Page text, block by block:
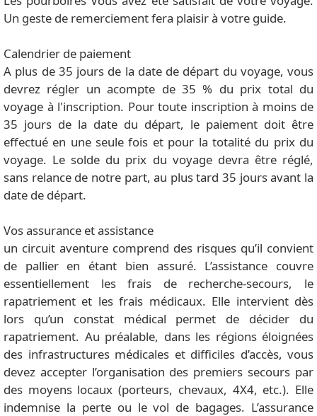
Un geste de remerciement fera plaisir à votre guide.
Calendrier de paiement
A plus de 35 jours de la date de départ du voyage, vous
devrez régler un acompte de 35 % du prix total du
voyage à l'inscription. Pour toute inscription à moins de
35 jours de la date du départ, le paiement doit être
effectué en une seule fois et pour la totalité du prix du
voyage. Le solde du prix du voyage devra être réglé,
sans relance de notre part, au plus tard 35 jours avant la
date de départ.
Vos assurance et assistance
un circuit aventure comprend des risques qu’il convient
de pallier en étant bien assuré. L’assistance couvre
essentiellement les frais de recherche-secours, le
rapatriement et les frais médicaux. Elle intervient dès
lors qu’un constat médical permet de décider du
rapatriement. Au préalable, dans les régions éloignées
des infrastructures médicales et difficiles d’accès, vous
devez accepter l’organisation des premiers secours par
des moyens locaux (porteurs, chevaux, 4X4, etc.). Elle
indemnise la perte ou le vol de bagages. L’assurance